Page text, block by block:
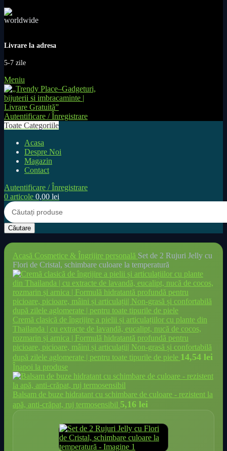
Livrare la adresa
5-7 zile
Meniu
Autentificare / Înregistrare
Toate Categoriile
Acasa
Despre Noi
Magazin
Contact
Autentificare / Înregistrare
0 articole 0,00 lei
Căutare
Acasă Cosmetice & Îngrijire personală Set de 2 Rujuri Jelly cu
Flori de Cristal, schimbare culoare la temperatură
Cremă clasică de îngrijire a pielii și articulațiilor cu plante din
Thailanda | cu extracte de lavandă, eucalipt, nucă de cocos,
rozmarin și arnica | Formulă hidratantă profundă pentru
picioare, picioare, mâini și articulații| Non-grasă și confortabilă
după zilele aglomerate | pentru toate tipurile de piele 14,54 lei
Înapoi la produse
Balsam de buze hidratant cu schimbare de culoare - rezistent la
apă, anti-crăpat, ruj termosensibil 5,16 lei